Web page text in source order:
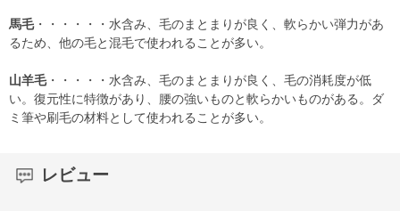
馬毛・・・・・・水含み、毛のまとまりが良く、軟らかい弾力があ
るため、他の毛と混毛で使われることが多い。
山羊毛・・・・・水含み、毛のまとまりが良く、毛の消耗度が低
い。復元性に特徴があり、腰の強いものと軟らかいものがある。ダ
ミ筆や刷毛の材料として使われることが多い。
レビュー